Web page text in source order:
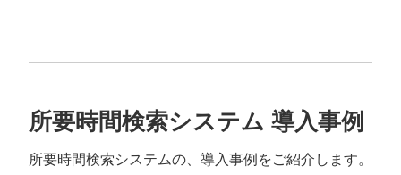
所要時間検索システム 導入事例
所要時間検索システムの、導入事例をご紹介します。